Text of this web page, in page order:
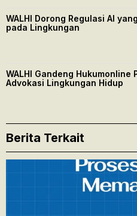
WALHI Dorong Regulasi AI
pada Lingkungan
WALHI Gandeng Hukumonline
Advokasi Lingkungan Hidup
Berita Terkait